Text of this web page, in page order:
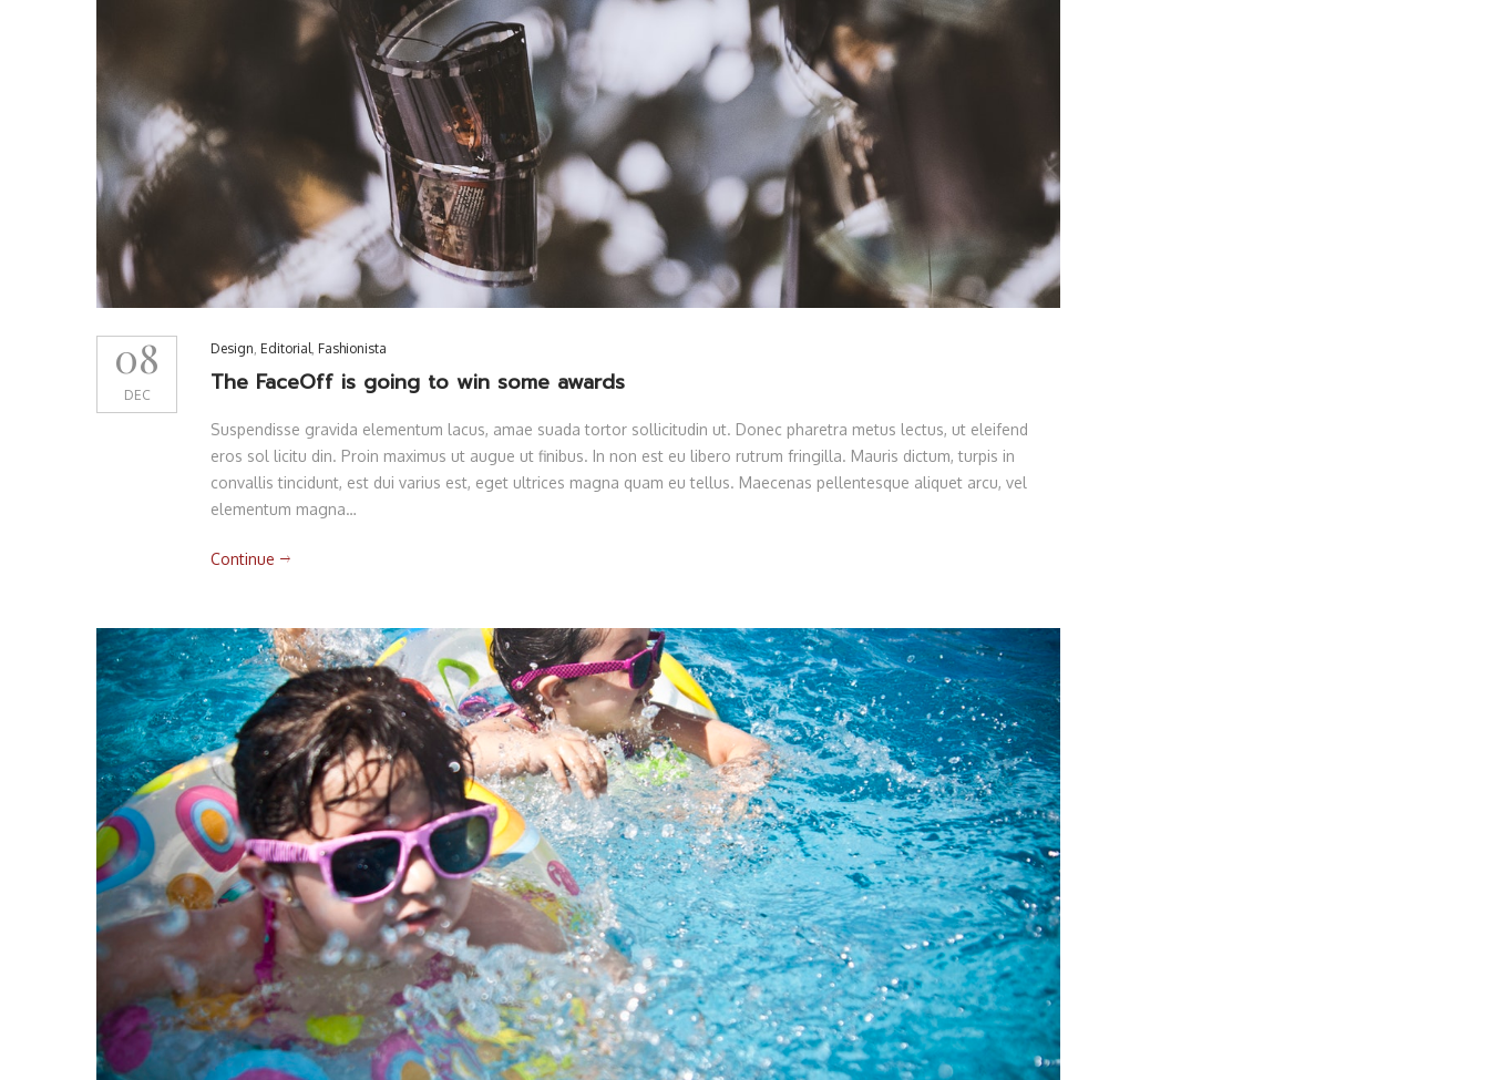
08
DEC
Design Editorial Fashionista
The FaceOff is going to win some awards
Suspendisse gravida elementum lacus, amae suada tortor sollicitudin ut. Donec pharetra metus lectus, ut eleifend
eros sol licitu din. Proin maximus ut augue ut finibus. In non est eu libero rutrum fringilla. Mauris dictum, turpis in
convallis tincidunt, est dui varius est, eget ultrices magna quam eu tellus. Maecenas pellentesque aliquet arcu, vel
elementum magna…
Continue